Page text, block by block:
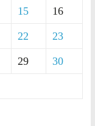
15 16
22 23
29 30